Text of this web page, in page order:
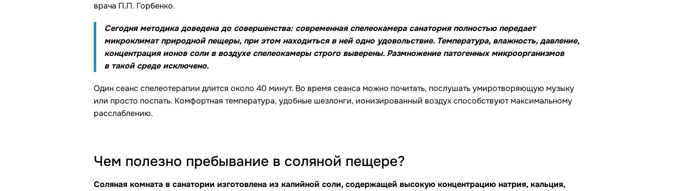
врача П.П. Горбенко.
Сегодня методика доведена до совершенства: современная спелеокамера санатория полностью передает
микроклимат природной пещеры, при этом находиться в ней одно удовольствие. Температура, влажность, давление,
концентрация ионов соли в воздухе спелеокамеры строго выверены. Размножение патогенных микроорганизмов
в такой среде исключено.
Один сеанс спелеотерапии длится около 40 минут. Во время сеанса можно почитать, послушать умиротворяющую музыку
или просто поспать. Комфортная температура, удобные шезлонги, ионизированный воздух способствуют максимальному
расслаблению.
Чем полезно пребывание в соляной пещере?
Соляная комната в санатории изготовлена из калийной соли, содержащей высокую концентрацию натрия, кальция,